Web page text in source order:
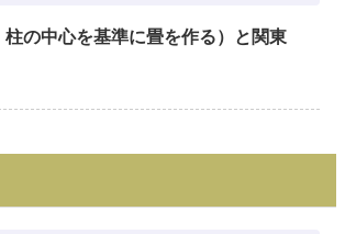
の中心を基準に畳を作る）と関東